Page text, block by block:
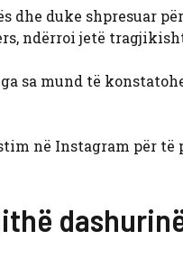
dhe duke shpresuar
ndërroi jetë
sa mund të
në Instagram për të